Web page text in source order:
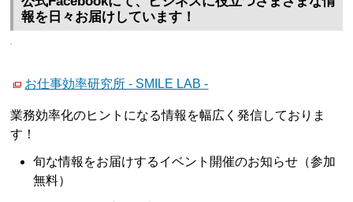
報を日々お届けしています！
お仕事効率研究所 - SMILE LAB -
業務効率化のヒントになる情報を幅広く発信しておりま
す！
旬な情報をお届けするイベント開催のお知らせ（参加
無料）